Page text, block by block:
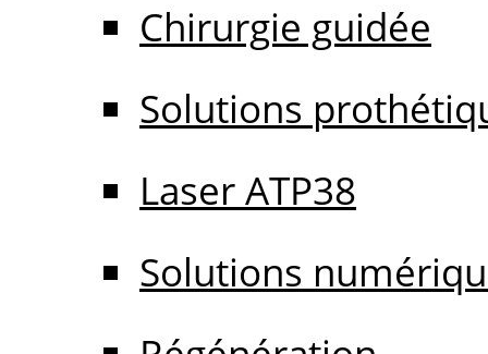
Chirurgie guidée
Solutions
Laser ATP38
Solutions